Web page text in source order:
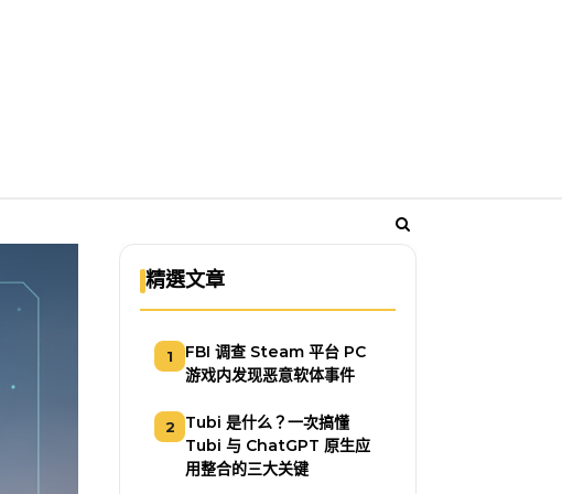
精選文章
1
FBI 调查 Steam 平台 PC
游戏内发现恶意软体事件
2
Tubi 是什么？一次搞懂
Tubi 与 ChatGPT 原生应
用整合的三大关键